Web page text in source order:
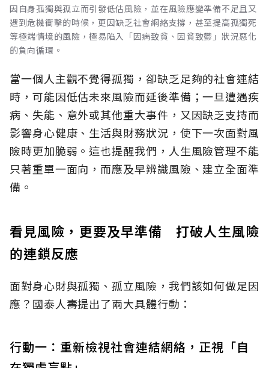
因自身孤獨與孤立而引發低估風險，並在風險應變準備不足且又
遇到危機衝擊的時候，更因缺乏社會網絡支撐，甚至提高孤獨死
等極端情境的風險，極易陷入「因病致貧、因貧致鬱」狀況惡化
的負向循環。
當一個人主觀不覺得孤獨，卻缺乏足夠的社會連結
時，可能因低估未來風險而延後準備；一旦遭遇疾
病、失能、意外或其他重大事件，又因缺乏支持而
影響身心健康、生活與財務狀況，使下一次面對風
險時更加脆弱。這也提醒我們，人生風險管理不能
只著重單一面向，而應及早辨識風險、建立全面準
備。
看見風險，更要及早準備 打破人生風險
的連鎖反應
面對身心財與孤獨、孤立風險，我們該如何做足因
應？國泰人壽提出了兩大具體行動：
行動一：重新檢視社會連結網絡，正視「自